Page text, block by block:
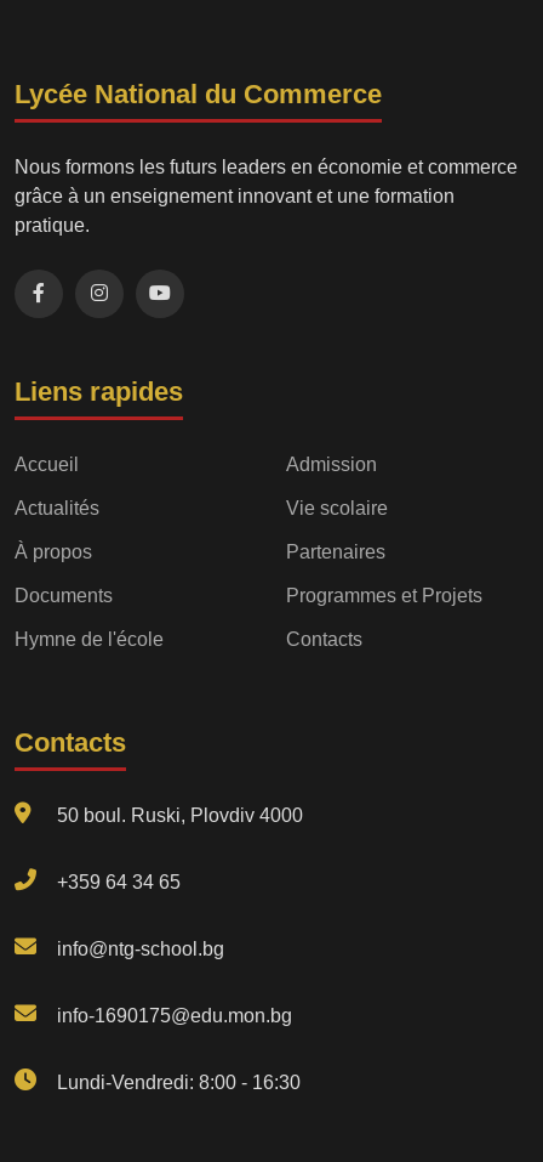
Lycée National du Commerce
Nous formons les futurs leaders en économie et commerce
grâce à un enseignement innovant et une formation
pratique.
Liens rapides
Accueil
Actualités
À propos
Documents
Hymne de l'école
Admission
Vie scolaire
Partenaires
Programmes et Projets
Contacts
Contacts
50 boul. Ruski, Plovdiv 4000
+359 64 34 65
info@ntg-school.bg
info-1690175@edu.mon.bg
Lundi-Vendredi: 8:00 - 16:30